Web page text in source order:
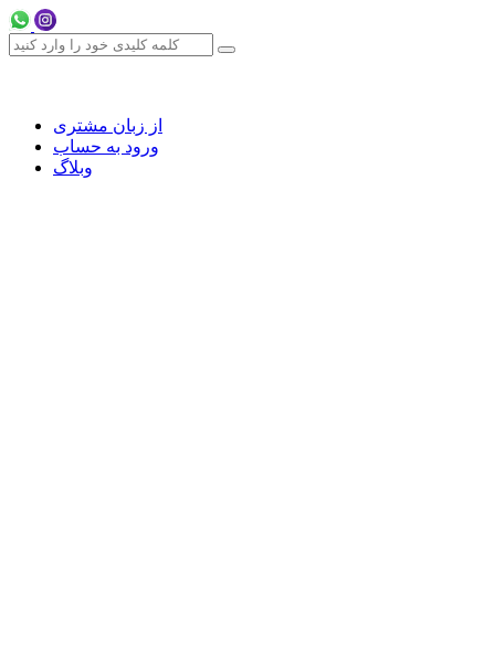
از زبان مشتری
ورود به حساب
وبلاگ